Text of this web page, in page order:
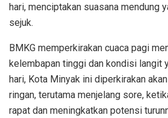
hari, menciptakan suasana mendung
sejuk.
BMKG memperkirakan cuaca pagi
kelembapan tinggi dan kondisi langit
hari, Kota Minyak ini diperkirakan
ringan, terutama menjelang sore,
rapat dan meningkatkan potensi